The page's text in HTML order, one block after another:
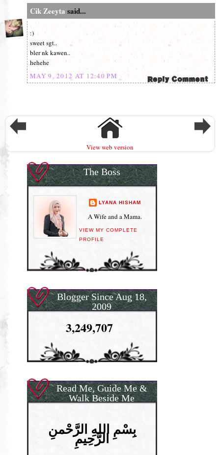
Cik Zeeyta said...
:)
sweet sgt..
bler nk kawen..
hehehe
MAY 9, 2012 AT 12:40 PM
View web version
The Boss
LYANA HISHAM
A Wife and a Mama.
VIEW MY COMPLETE
PROFILE
Blogger Since Aug 18,
2009
3,249,707
Read Me, Guide Me &
Walk Beside Me
بِسْمِ اللهِ الرَّحْمنِ
الرَّحِيمِ